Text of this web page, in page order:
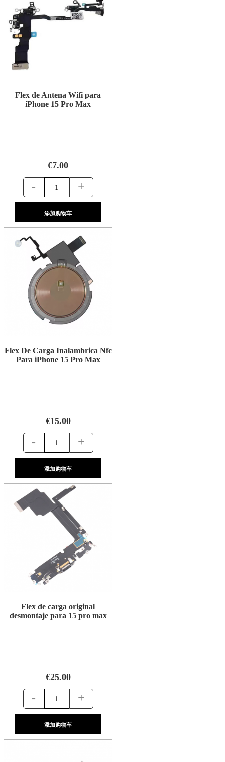
Flex de Antena Wifi para
iPhone 15 Pro Max
€7.00
- +
添加购物车
Flex De Carga Inalambrica Nfc
Para iPhone 15 Pro Max
€15.00
- +
添加购物车
Flex de carga original
desmontaje para 15 pro max
€25.00
- +
添加购物车